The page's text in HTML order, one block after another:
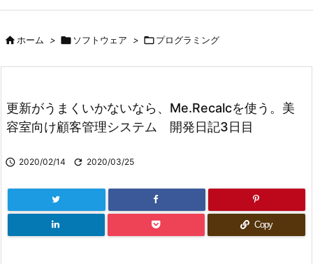
ホーム >  ソフトウェア > プログラミング
更新がうまくいかないなら、Me.Recalcを使う。美
容室向け顧客管理システム 開発日記3日目
 2020/02/14  2020/03/25
Copy